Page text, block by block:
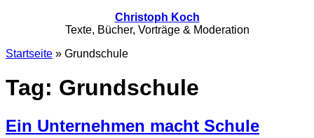
Christoph Koch
Texte, Bücher, Vorträge & Moderation
Startseite » Grundschule
Tag: Grundschule
Ein Unternehmen macht Schule